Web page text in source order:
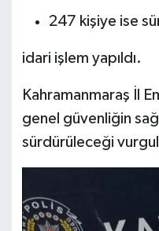
247 kişiye ise
idari işlem yapıldı.
Kahramanmaraş İl
genel güvenliğin
sürdürüleceği